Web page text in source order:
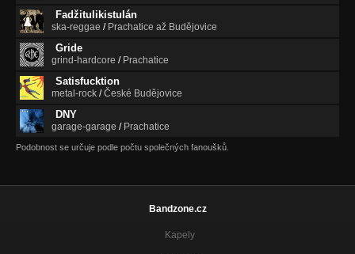
Fadžitulikistulán
ska-reggae / Prachatice až Budějovice
Gride
grind-hardcore / Prachatice
Satisfucktion
metal-rock /České Budějovice
DNY
garage-garage / Prachatice
Podobnost se určuje podle počtu společných fanoušků.
Bandzone.cz
Kapely